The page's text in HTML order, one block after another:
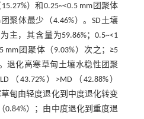
）和0.25~<0.5 mm团聚体
团聚体最少（4.46%）。SD土壤
主，其含量为59.86%；0.5~<1
mm团聚体（9.03%）次之；≥5
退化高寒草甸土壤水稳性团聚
（43.72%）>MD（42.88%）
草甸由轻度退化到中度退化转变
0.84%）；由中度退化到重度退